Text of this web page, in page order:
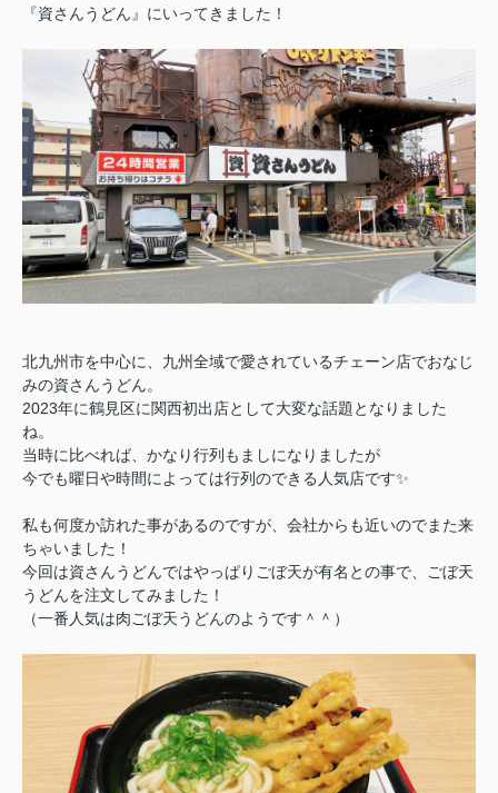
『資さんうどん』にいってきました！
北九州市を中心に、九州全域で愛されているチェーン店でおなじ
みの資さんうどん。
2023年に鶴見区に関西初出店として大変な話題となりました
ね。
当時に比べれば、かなり行列もましになりましたが
今でも曜日や時間によっては行列のできる人気店です✨
私も何度か訪れた事があるのですが、会社からも近いのでまた来
ちゃいました！
今回は資さんうどんではやっぱりごぼ天が有名との事で、ごぼ天
うどんを注文してみました！
（一番人気は肉ごぼ天うどんのようです＾＾）